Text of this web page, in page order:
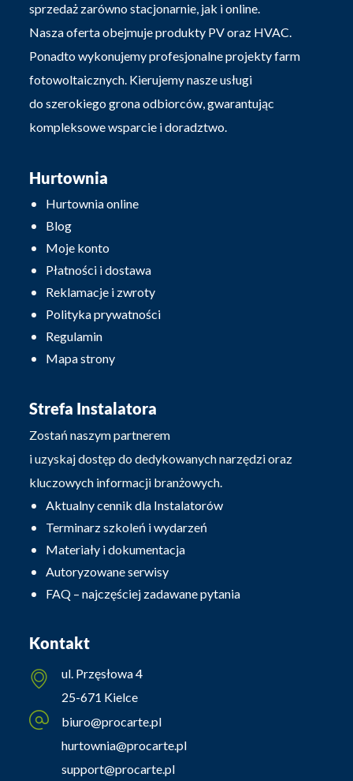
sprzedaż zarówno stacjonarnie, jak i online.
Nasza oferta obejmuje produkty PV oraz HVAC.
Ponadto wykonujemy profesjonalne projekty farm
fotowoltaicznych. Kierujemy nasze usługi
do szerokiego grona odbiorców, gwarantując
kompleksowe wsparcie i doradztwo.
Hurtownia
Hurtownia online
Blog
Moje konto
Płatności i dostawa
Reklamacje i zwroty
Polityka prywatności
Regulamin
Mapa strony
Strefa Instalatora
Zostań naszym partnerem
i uzyskaj dostęp do dedykowanych narzędzi oraz
kluczowych informacji branżowych.
Aktualny cennik dla Instalatorów
Terminarz szkoleń i wydarzeń
Materiały i dokumentacja
Autoryzowane serwisy
FAQ – najczęściej zadawane pytania
Kontakt
ul. Przęsłowa 4
25-671 Kielce
biuro@procarte.pl
hurtownia@procarte.pl
support@procarte.pl